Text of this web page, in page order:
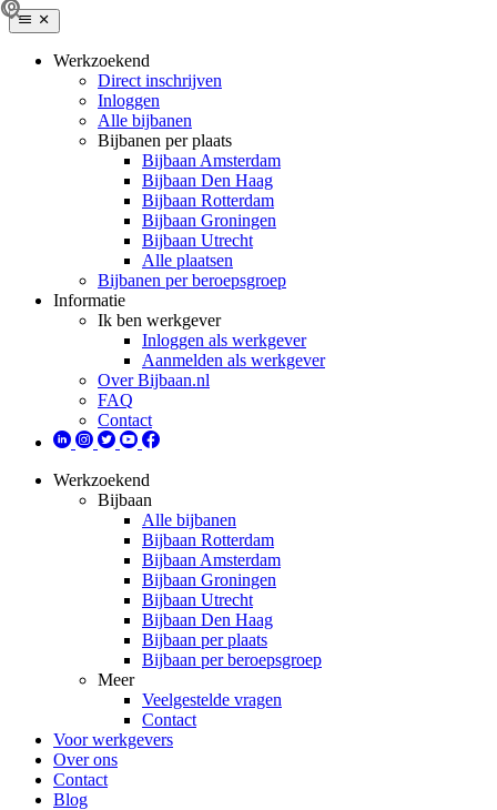
Werkzoekend
Direct inschrijven
Inloggen
Alle bijbanen
Bijbanen per plaats
Bijbaan Amsterdam
Bijbaan Den Haag
Bijbaan Rotterdam
Bijbaan Groningen
Bijbaan Utrecht
Alle plaatsen
Bijbanen per beroepsgroep
Informatie
Ik ben werkgever
Inloggen als werkgever
Aanmelden als werkgever
Over Bijbaan.nl
FAQ
Contact
Werkzoekend
Bijbaan
Alle bijbanen
Bijbaan Rotterdam
Bijbaan Amsterdam
Bijbaan Groningen
Bijbaan Utrecht
Bijbaan Den Haag
Bijbaan per plaats
Bijbaan per beroepsgroep
Meer
Veelgestelde vragen
Contact
Voor werkgevers
Over ons
Contact
Blog